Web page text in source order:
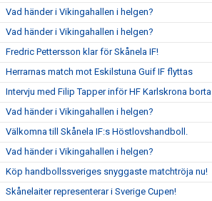
Vad händer i Vikingahallen i helgen?
Vad händer i Vikingahallen i helgen?
Fredric Pettersson klar för Skånela IF!
Herrarnas match mot Eskilstuna Guif IF flyttas
Intervju med Filip Tapper inför HF Karlskrona borta
Vad händer i Vikingahallen i helgen?
Välkomna till Skånela IF:s Höstlovshandboll.
Vad händer i Vikingahallen i helgen?
Köp handbollssveriges snyggaste matchtröja nu!
Skånelaiter representerar i Sverige Cupen!